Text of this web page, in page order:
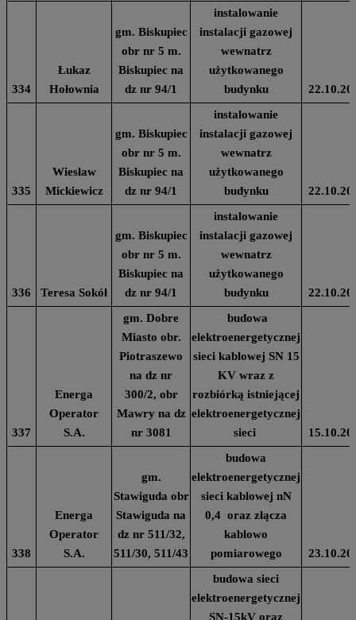
334
Łukaz
Hołownia
gm. Biskupiec
obr nr 5 m.
Biskupiec na
dz nr 94/1
instalowanie
instalacji gazowej
wewnatrz
użytkowanego
budynku
335
Wiesław
Mickiewicz
gm. Biskupiec
obr nr 5 m.
Biskupiec na
dz nr 94/1
instalowanie
instalacji gazowej
wewnatrz
użytkowanego
budynku
336 Teresa Sokół
gm. Biskupiec
obr nr 5 m.
Biskupiec na
dz nr 94/1
instalowanie
instalacji gazowej
wewnatrz
użytkowanego
budynku
337
Energa
Operator
S.A.
gm. Dobre
Miasto obr.
Piotraszewo
na dz nr
300/2, obr
Mawry na dz
nr 3081
budowa
elektroenergetycznej
sieci kablowej SN 15
KV wraz z
rozbiórką istniejącej
elektroenergetycznej
sieci
338
Energa
Operator
S.A.
gm.
Stawiguda obr
Stawiguda na
dz nr 511/32,
511/30, 511/43
budowa
elektroenergetycznej
sieci kablowej nN
0,4 oraz złącza
kablowo
pomiarowego
budowa sieci
elektroenergetycznej
SN-15kV oraz